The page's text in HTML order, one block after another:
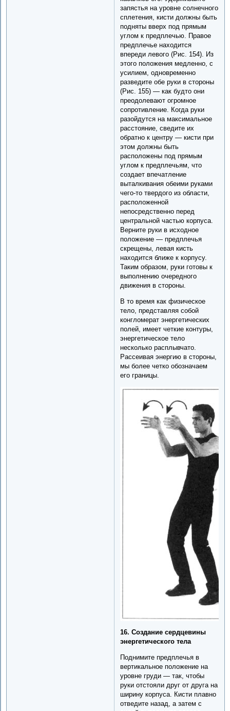
запястья на уровне солнечного
сплетения, кисти должны быть
подняты вверх под прямым
углом к предплечью. Правое
предплечье находится
впереди левого (Рис. 154). Из
этого положения медленно, с
усилием, одновременно
разведите обе руки в стороны
(Рис. 155) — как будто они
преодолевают огромное
сопротивление. Когда руки
разойдутся на максимальное
расстояние, сведите их
обратно к центру — кисти при
этом должны быть
расположены под прямым
углом к предплечьям, что
создает впечатление
выталкивания обеими руками
чего-то твердого из области,
расположенной
непосредственно перед
центральной частью корпуса.
Верните руки в исходное
положение — предплечья
скрещены, левая кисть
находится ближе к корпусу.
Таким образом, руки готовы к
выполнению очередного
движения в стороны.
В то время как физическое
тело, представляя собой
конгломерат энергетических
полей, имеет четкие контуры,
энергетическое тело
несколько расплывчато.
Рассеивая энергию в стороны,
мы более четко обозначаем
его границы.
16. Создание сердцевины
энергетического тела
Поднимите предплечья в
вертикальное положение на
уровне груди — так, чтобы
руки отстояли друг от друга на
ширину корпуса. Кисти плавно
отведите назад, а затем с